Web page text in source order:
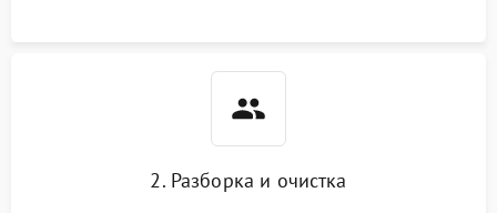
2. Разборка и очистка